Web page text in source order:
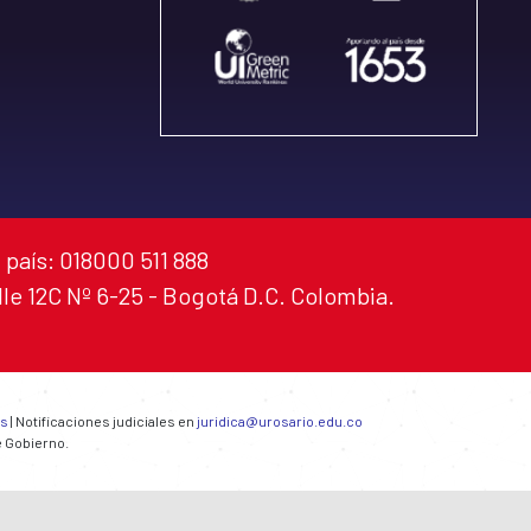
018000 511 888
12C Nº 6-25 - Bogotá D.C. Colombia.
| Notificaciones judiciales en juridica@urosario.edu.co